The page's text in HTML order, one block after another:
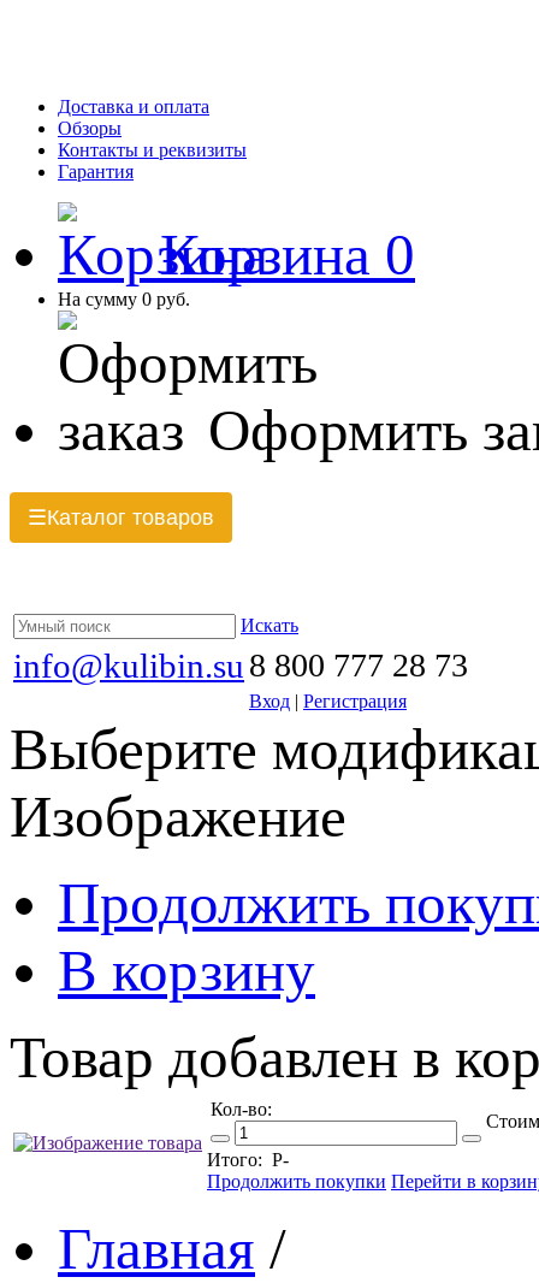
Доставка и оплата
Обзоры
Контакты и реквизиты
Гарантия
Корзина 0
На сумму 0 руб.
Оформить
☰Каталог товаров
Искать
info@kulibin.su 8 800 777 28 73
Вход | Регистрация
Выберите
Изображение
Продолжить
В корзину
Товар добавлен в
Кол-во:
Итого: Р-
Продолжить покупки Перейти в
Главная /